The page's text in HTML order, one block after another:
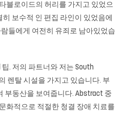
블로이드의 허리를 가지고 있었으
보수적 인 편집 라인이 있었음에
들에게 여전히 유죄로 남아있었습
. 저의 파트너와 저는 South
렌탈 시설을 가지고 있습니다. 부
부동산을 보여줍니다. Abstract 중
화적으로 적절한 청결 장애 치료를